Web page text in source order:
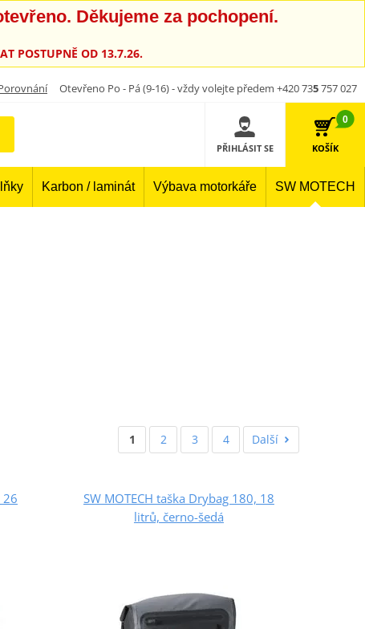
Děkujeme za pochopení.
POSTUPNĚ OD 13.7.26.
Otevřeno Po - Pá (9-16) - vždy volejte předem +420 735757 027
PŘIHLÁSIT SE
0
KOŠÍK
Karbon / laminát Výbava motorkáře SW MOTECH
1 2 3 4 Další
26
SW MOTECH taška Drybag 180, 18
litrů, černo-šedá